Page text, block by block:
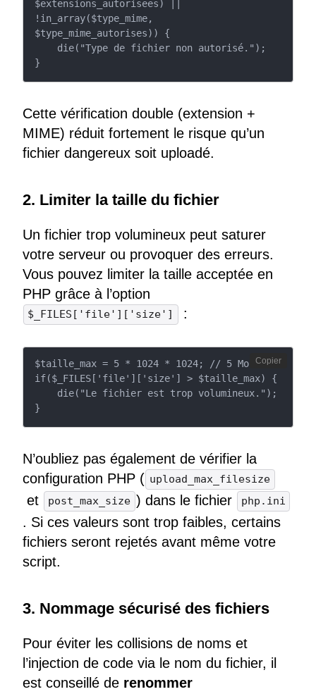
$extensions_autorisees) ||
!in_array($type_mime,
$type_mime_autorises)) {
}
Cette vérification double (extension +
MIME) réduit fortement le risque qu’un
fichier dangereux soit uploadé.
2. Limiter la taille du fichier
Un fichier trop volumineux peut saturer
votre serveur ou provoquer des erreurs.
Vous pouvez limiter la taille acceptée en
PHP grâce à l’option
$_FILES['file']['size'] :
$taille_max = 5 * 1024 * 1024; // 5 Mo
if($_FILES['file']['size'] > $taille_max) {
}
Copier
N’oubliez pas également de vérifier la
configuration PHP ( upload_max_filesize
et post_max_size ) dans le fichier php.ini
. Si ces valeurs sont trop faibles, certains
fichiers seront rejetés avant même votre
script.
3. Nommage sécurisé des fichiers
Pour éviter les collisions de noms et
l’injection de code via le nom du fichier, il
est conseillé de renommer